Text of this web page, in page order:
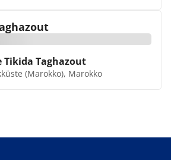
Tikida Taghazout
(Marokko), Marokko